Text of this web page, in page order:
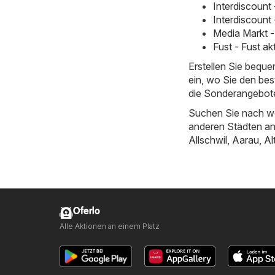
Media Markt
Fust - Fust
Erstellen Sie
ein, wo Sie den
die
Suchen Sie nach
anderen Städten
Allschwil Aarau
Oferlo
Alle Aktionen an einem Platz